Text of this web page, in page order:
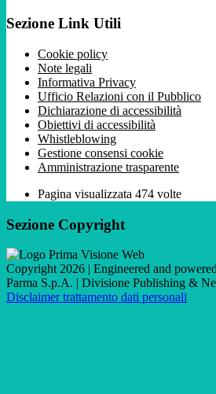
Sezione Link Utili
Cookie policy
Note legali
Informativa Privacy
Ufficio Relazioni con il Pubblico
Dichiarazione di accessibilità
Obiettivi di accessibilità
Whistleblowing
Gestione consensi cookie
Amministrazione trasparente
Pagina visualizzata 474 volte
Sezione Copyright
Copyright 2026 | Engineered and
Parma S.p.A. | Divisione Publishing &
Disclaimer trattamento dati personali